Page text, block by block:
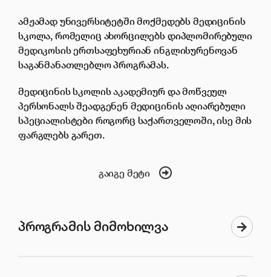
ამჟამად უნივერსიტეტში მოქმედებს მედიცინის
სკოლა, რომელიც ახორცილებს დიპლომირებული
მედიკოსის ერთსაფეხურიან ინგლისურენოვან
საგანმანათლებლო პროგრამას.
მედიცინის სკოლის აკადემიურ და მოწვეულ
პერსონალს შეადგენენ მედიცინის აღიარებული
სპეციალისტები როგორც საქართველოში, ისე მის
ფარგლებს გარეთ.
გაიგე მეტი
პროგრამის მიმოხილვა